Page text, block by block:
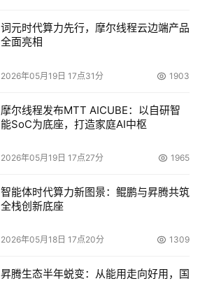
词元时代算力先行，摩尔线程云边端产品
全面亮相
2026年05月19日 17点31分 1903
摩尔线程发布MTT AICUBE：以自研智
能SoC为底座，打造家庭AI中枢
2026年05月19日 17点27分 1965
智能体时代算力新图景：鲲鹏与昇腾共筑
全栈创新底座
2026年05月18日 17点20分 1309
昇腾生态半年蜕变：从能用走向好用，国